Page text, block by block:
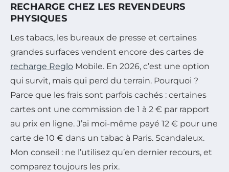
RECHARGE CHEZ LES REVENDEURS
PHYSIQUES
Les tabacs, les bureaux de presse et certaines
grandes surfaces vendent encore des cartes de
recharge Reglo Mobile. En 2026, c’est une option
qui survit, mais qui perd du terrain. Pourquoi ?
Parce que les frais sont parfois cachés : certaines
cartes ont une commission de 1 à 2 € par rapport
au prix en ligne. J’ai moi-même payé 12 € pour une
carte de 10 € dans un tabac à Paris. Scandaleux.
Mon conseil : ne l’utilisez qu’en dernier recours, et
comparez toujours les prix.